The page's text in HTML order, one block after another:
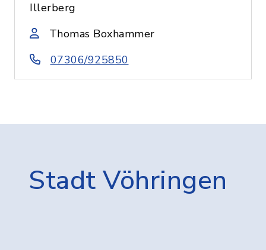
Illerberg
Thomas Boxhammer
07306/925850
Stadt Vöhringen